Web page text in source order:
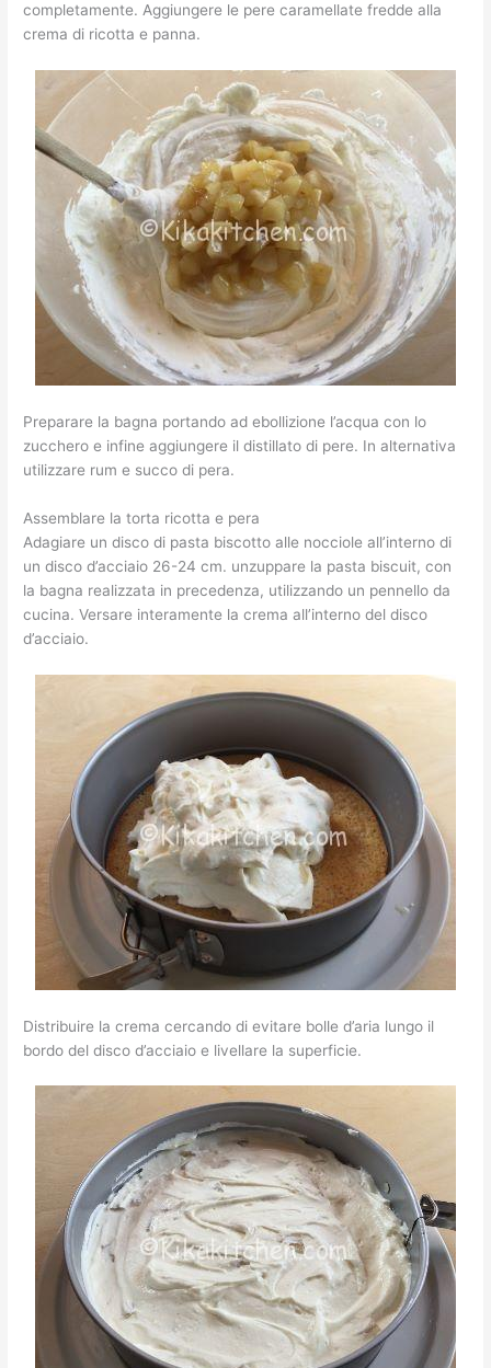
completamente. Aggiungere le pere caramellate fredde alla
crema di ricotta e panna.
Preparare la bagna portando ad ebollizione l’acqua con lo
zucchero e infine aggiungere il distillato di pere. In alternativa
utilizzare rum e succo di pera.
Assemblare la torta ricotta e pera
Adagiare un disco di pasta biscotto alle nocciole all’interno di
un disco d’acciaio 26-24 cm. unzuppare la pasta biscuit, con
la bagna realizzata in precedenza, utilizzando un pennello da
cucina. Versare interamente la crema all’interno del disco
d’acciaio.
Distribuire la crema cercando di evitare bolle d’aria lungo il
bordo del disco d’acciaio e livellare la superficie.